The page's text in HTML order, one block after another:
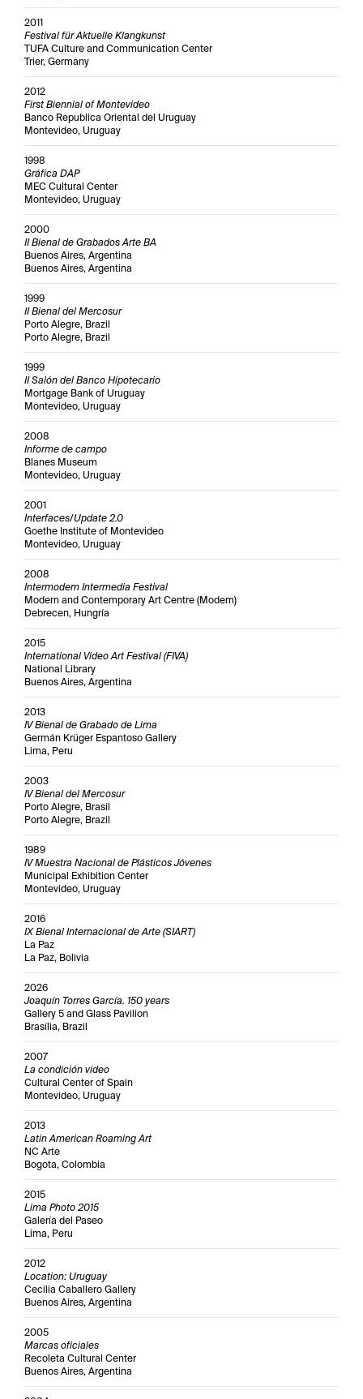
2011
Festival für Aktuelle Klangkunst
TUFA Culture and Communication Center
Trier, Germany
2012
First Biennial of Montevideo
Banco Republica Oriental del Uruguay
Montevideo, Uruguay
1998
Gráfica DAP
MEC Cultural Center
Montevideo, Uruguay
2000
II Bienal de Grabados Arte BA
Buenos Aires, Argentina
Buenos Aires, Argentina
1999
II Bienal del Mercosur
Porto Alegre, Brazil
Porto Alegre, Brazil
1999
II Salón del Banco Hipotecario
Mortgage Bank of Uruguay
Montevideo, Uruguay
2008
Informe de campo
Blanes Museum
Montevideo, Uruguay
2001
Interfaces/Update 2.0
Goethe Institute of Montevideo
Montevideo, Uruguay
2008
Intermodem Intermedia Festival
Modern and Contemporary Art Centre (Modem)
Debrecen, Hungría
2015
International Video Art Festival (FIVA)
National Library
Buenos Aires, Argentina
2013
IV Bienal de Grabado de Lima
Germán Krüger Espantoso Gallery
Lima, Peru
2003
IV Bienal del Mercosur
Porto Alegre, Brasil
Porto Alegre, Brazil
1989
IV Muestra Nacional de Plásticos Jóvenes
Municipal Exhibition Center
Montevideo, Uruguay
2016
IX Bienal Internacional de Arte (SIART)
La Paz
La Paz, Bolivia
2026
Joaquín Torres García. 150 years
Gallery 5 and Glass Pavilion
Brasília, Brazil
2007
La condición video
Cultural Center of Spain
Montevideo, Uruguay
2013
Latin American Roaming Art
NC Arte
Bogota, Colombia
2015
Lima Photo 2015
Galería del Paseo
Lima, Peru
2012
Location: Uruguay
Cecilia Caballero Gallery
Buenos Aires, Argentina
2005
Marcas oficiales
Recoleta Cultural Center
Buenos Aires, Argentina